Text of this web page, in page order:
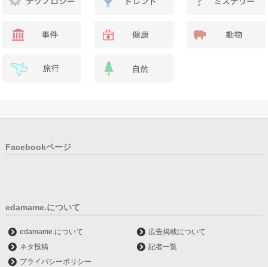
Facebookページ
edamame.について
edamame.について
広告掲載について
ネタ投稿
記者一覧
プライバシーポリシー